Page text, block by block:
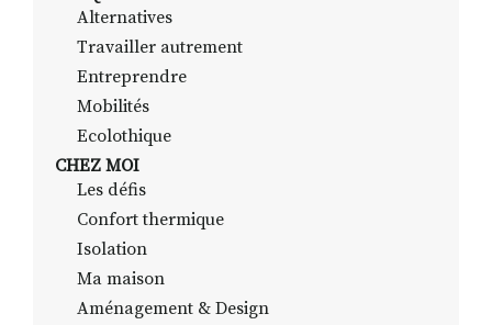
RECHERCHER
Alternatives
Travailler autrement
Entreprendre
Mobilités
Ecolothique
CHEZ MOI
Les défis
Confort thermique
Isolation
Ma maison
Aménagement & Design